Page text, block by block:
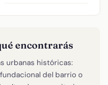
encontrarás
urbanas históricas:
del barrio o